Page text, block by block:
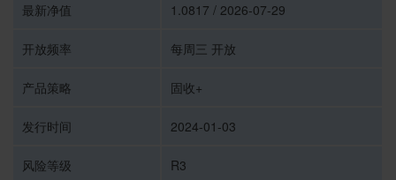
最新净值 1.0817 / 2026-07-29
开放频率 每周三 开放
产品策略 固收+
发行时间 2024-01-03
风险等级 R3